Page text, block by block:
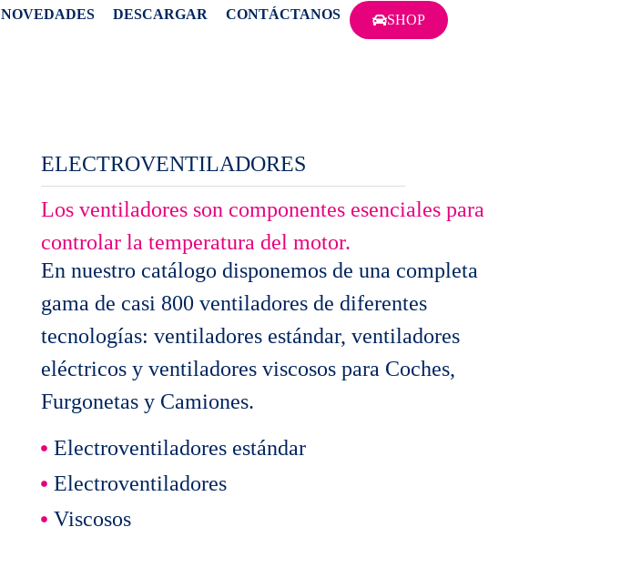
NOVEDADES DESCARGAR CONTÁCTANOS SHOP
ELECTROVENTILADORES
Los ventiladores son componentes esenciales para
controlar la temperatura del motor.
En nuestro catálogo disponemos de una completa
gama de casi 800 ventiladores de diferentes
tecnologías: ventiladores estándar, ventiladores
eléctricos y ventiladores viscosos para Coches,
Furgonetas y Camiones.
Electroventiladores estándar
Electroventiladores
Viscosos